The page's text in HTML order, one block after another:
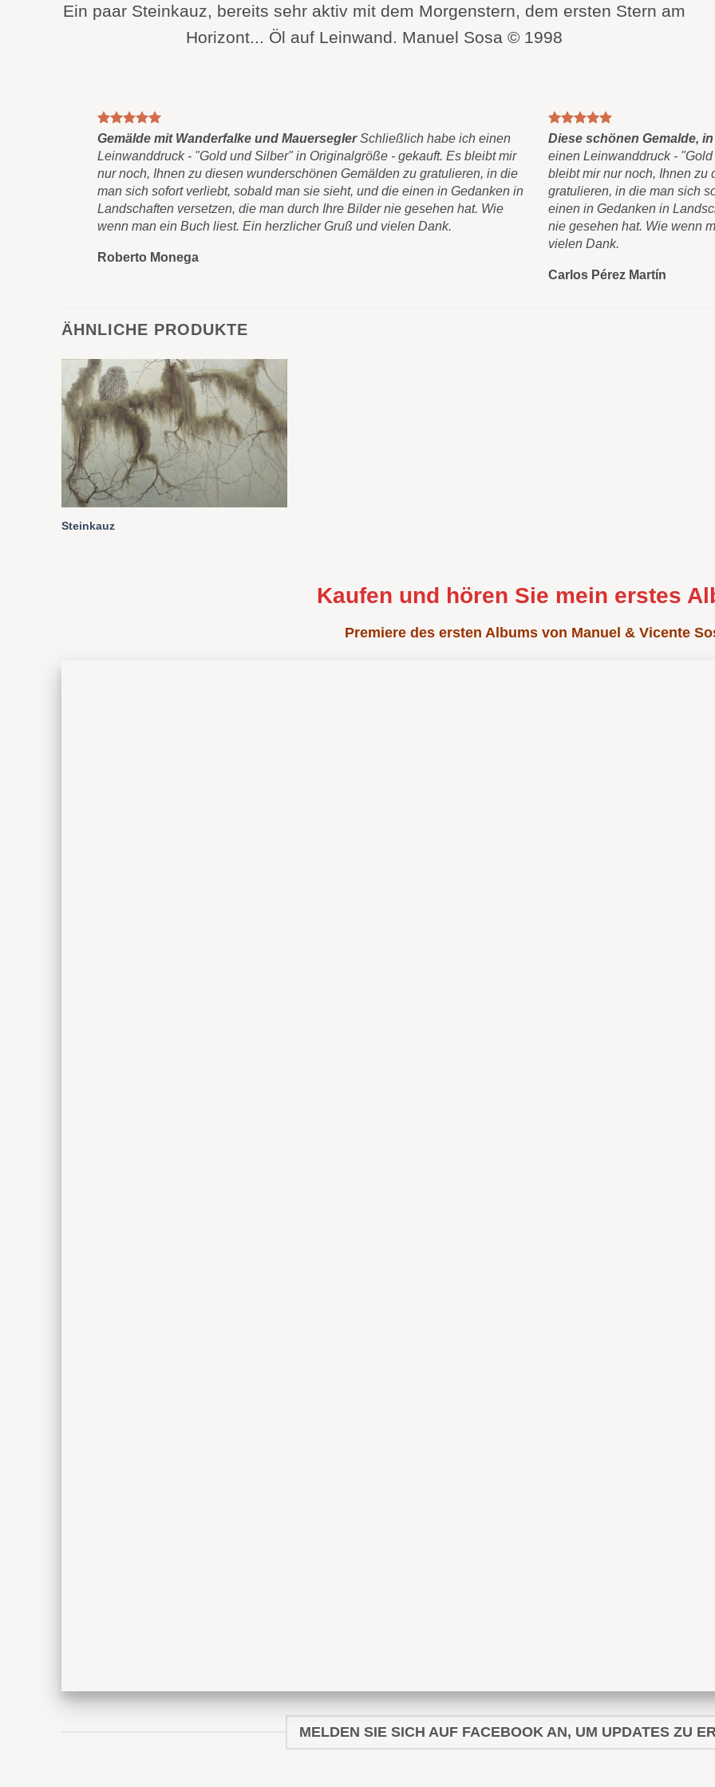
Ein paar Steinkauz, bereits sehr aktiv mit dem Morgenstern, dem ersten Stern am
Horizont... Öl auf Leinwand. Manuel Sosa © 1998
Gemälde mit Wanderfalke und MauerseglerSchließlich habe ich einen
Leinwanddruck - "Gold und Silber" in Originalgröße - gekauft. Es bleibt mir
nur noch, Ihnen zu diesen wunderschönen Gemälden zu gratulieren, in die
man sich sofort verliebt, sobald man sie sieht, und die einen in Gedanken in
Landschaften versetzen, die man durch Ihre Bilder nie gesehen hat. Wie
wenn man ein Buch liest. Ein herzlicher Gruß und vielen Dank.
Roberto Monega
Diese schönen Gemalde,
einen Leinwanddruck -
bleibt mir nur noch, Ihnen zu
gratulieren, in die man sich
einen in Gedanken in
nie gesehen hat. Wie wenn
vielen Dank.
Carlos Pérez Martín
ÄHNLICHE PRODUKTE
Steinkauz
Kaufen und hören Sie mein erstes
Premiere des ersten Albums von Manuel & Vicente
MELDEN SIE SICH AUF FACEBOOK AN, UM UPDATES ZU